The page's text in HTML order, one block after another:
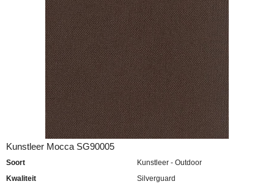
Kunstleer Mocca SG90005
Soort
Kunstleer - Outdoor
Kwaliteit
Silverguard